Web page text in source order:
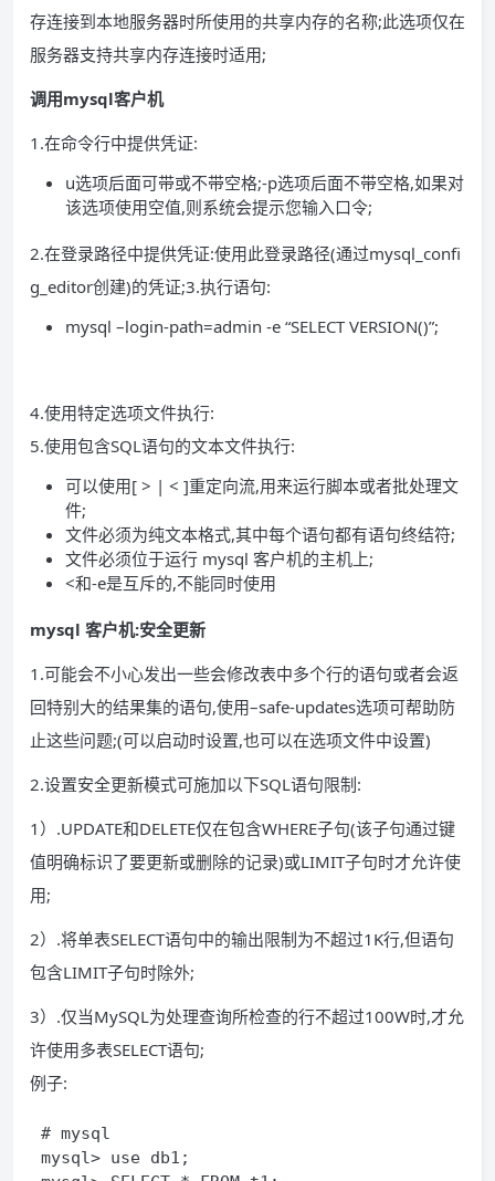
存连接到本地服务器时所使用的共享内存的名称;此选项仅在
服务器支持共享内存连接时适用;
调用mysql客户机
1.在命令行中提供凭证:
u选项后面可带或不带空格;-p选项后面不带空格,如果对
该选项使用空值,则系统会提示您输入口令;
2.在登录路径中提供凭证:使用此登录路径(通过mysql_confi
g_editor创建)的凭证;3.执行语句:
mysql –login-path=admin -e “SELECT VERSION()”;
4.使用特定选项文件执行:
5.使用包含SQL语句的文本文件执行:
可以使用[ > | < ]重定向流,用来运行脚本或者批处理文
件;
文件必须为纯文本格式,其中每个语句都有语句终结符;
文件必须位于运行 mysql 客户机的主机上;
<和-e是互斥的,不能同时使用
mysql 客户机:安全更新
1.可能会不小心发出一些会修改表中多个行的语句或者会返
回特别大的结果集的语句,使用–safe-updates选项可帮助防
止这些问题;(可以启动时设置,也可以在选项文件中设置)
2.设置安全更新模式可施加以下SQL语句限制:
1）.UPDATE和DELETE仅在包含WHERE子句(该子句通过键
值明确标识了要更新或删除的记录)或LIMIT子句时才允许使
用;
2）.将单表SELECT语句中的输出限制为不超过1K行,但语句
包含LIMIT子句时除外;
3）.仅当MySQL为处理查询所检查的行不超过100W时,才允
许使用多表SELECT语句;
例子:
# mysql
mysql> use db1;